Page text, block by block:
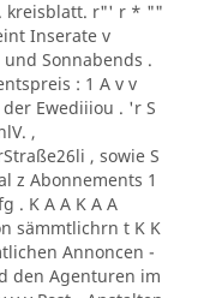
kreisblatt. r"' r * ""
Inserate v
Sonnabends .
: 1 A v v
Ewediiiou . 'r S
,
, sowie S
z Abonnements 1
. K A A K A A
sämmtlichrn t K K
Annoncen -
den Agenturen im